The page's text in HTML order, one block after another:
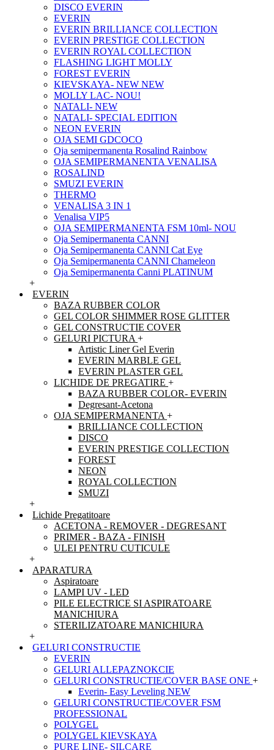
DISCO EVERIN
EVERIN
EVERIN BRILLIANCE COLLECTION
EVERIN PRESTIGE COLLECTION
EVERIN ROYAL COLLECTION
FLASHING LIGHT MOLLY
FOREST EVERIN
KIEVSKAYA- NEW NEW
MOLLY LAC- NOU!
NATALI- NEW
NATALI- SPECIAL EDITION
NEON EVERIN
OJA SEMI GDCOCO
Oja semipermanenta Rosalind Rainbow
OJA SEMIPERMANENTA VENALISA
ROSALIND
SMUZI EVERIN
THERMO
VENALISA 3 IN 1
Venalisa VIP5
OJA SEMIPERMANENTA FSM 10ml- NOU
Oja Semipermanenta CANNI
Oja Semipermanenta CANNI Cat Eye
Oja Semipermanenta CANNI Chameleon
Oja Semipermanenta Canni PLATINUM
+
EVERIN
BAZA RUBBER COLOR
GEL COLOR SHIMMER ROSE GLITTER
GEL CONSTRUCTIE COVER
GELURI PICTURA +
Artistic Liner Gel Everin
EVERIN MARBLE GEL
EVERIN PLASTER GEL
LICHIDE DE PREGATIRE +
BAZA RUBBER COLOR- EVERIN
Degresant-Acetona
OJA SEMIPERMANENTA +
BRILLIANCE COLLECTION
DISCO
EVERIN PRESTIGE COLLECTION
FOREST
NEON
ROYAL COLLECTION
SMUZI
+
Lichide Pregatitoare
ACETONA - REMOVER - DEGRESANT
PRIMER - BAZA - FINISH
ULEI PENTRU CUTICULE
+
APARATURA
Aspiratoare
LAMPI UV - LED
PILE ELECTRICE SI ASPIRATOARE
MANICHIURA
STERILIZATOARE MANICHIURA
+
GELURI CONSTRUCTIE
EVERIN
GELURI ALLEPAZNOKCIE
GELURI CONSTRUCTIE/COVER BASE ONE +
Everin- Easy Leveling NEW
GELURI CONSTRUCTIE/COVER FSM
PROFESSIONAL
POLYGEL
POLYGEL KIEVSKAYA
PURE LINE- SILCARE